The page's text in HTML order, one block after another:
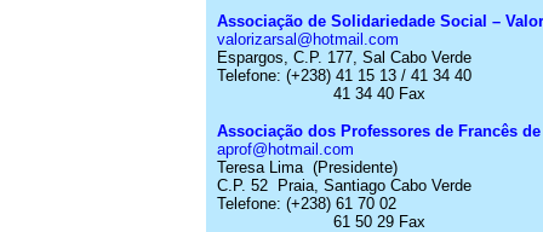
Associação de Solidariedade Social –
valorizarsal@hotmail.com
Espargos, C.P. 177, Sal Cabo Verde
Telefone: (+238) 41 15 13 / 41 34 40
41 34 40 Fax
Associação dos Professores de Francês de
aprof@hotmail.com
Teresa Lima (Presidente)
C.P. 52
Praia, Santiago Cabo Verde
Telefone: (+238) 61 70 02
61 50 29 Fax